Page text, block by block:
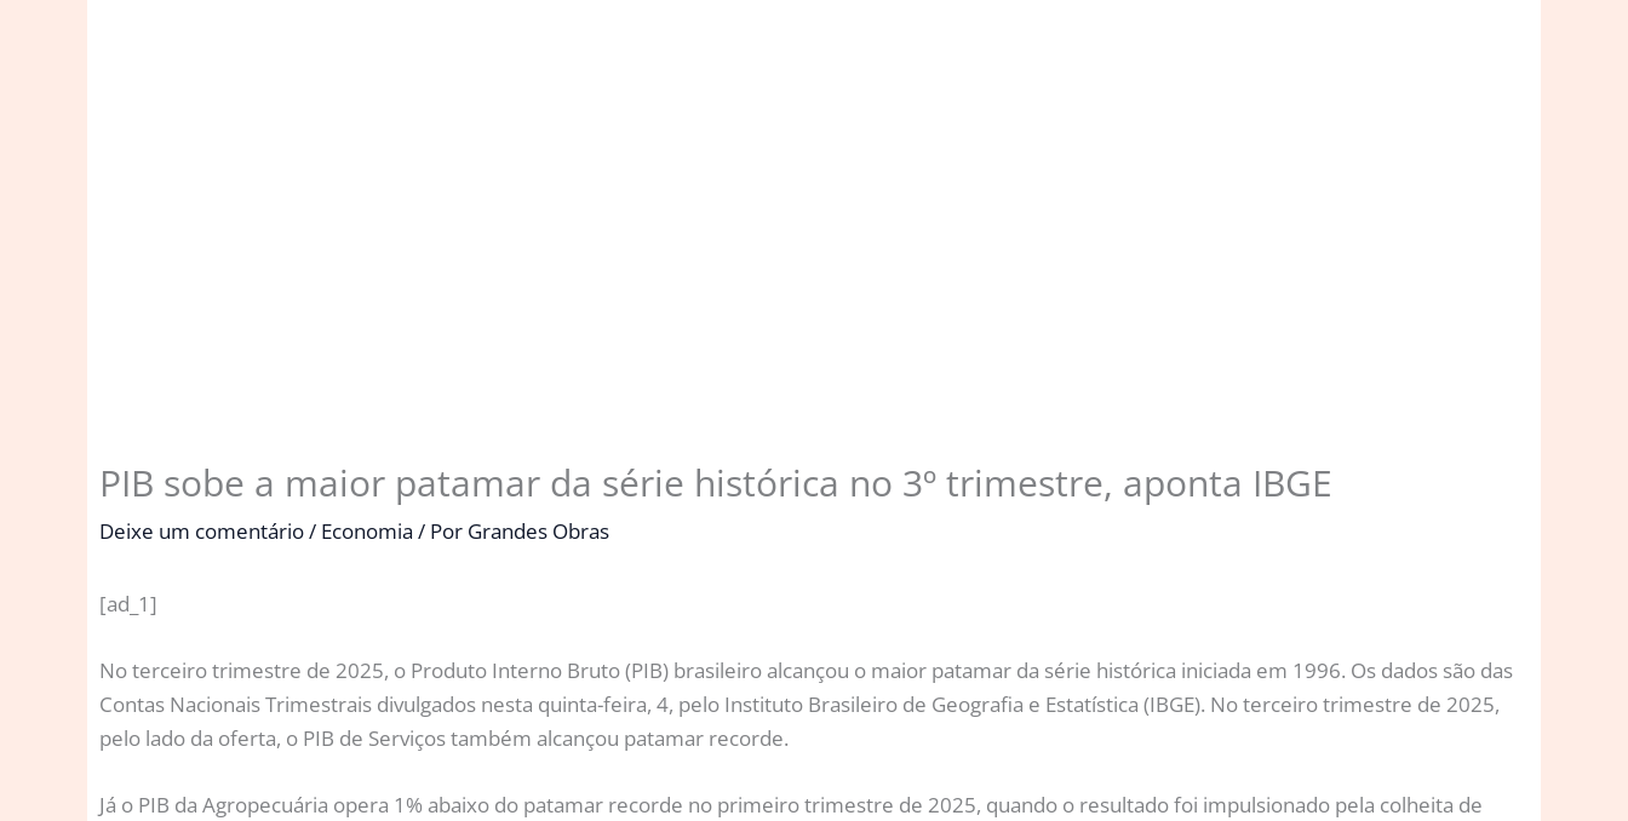
PIB sobe a maior patamar da série histórica no 3º trimestre, aponta IBGE
Deixe um comentário/ Economia / Por Grandes Obras
[ad_1]
No terceiro trimestre de 2025, o Produto Interno Bruto (PIB) brasileiro alcançou o maior patamar da série histórica iniciada em 1996. Os dados são das
Contas Nacionais Trimestrais divulgados nesta quinta-feira, 4, pelo Instituto Brasileiro de Geografia e Estatística (IBGE). No terceiro trimestre de 2025,
pelo lado da oferta, o PIB de Serviços também alcançou patamar recorde.
Já o PIB da Agropecuária opera 1% abaixo do patamar recorde no primeiro trimestre de 2025, quando o resultado foi impulsionado pela colheita de